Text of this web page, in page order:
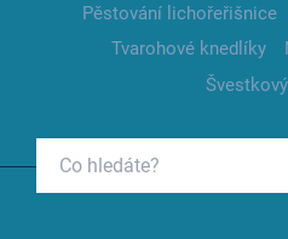
Pěstování lichořeřišnice
Tvarohové knedlíky